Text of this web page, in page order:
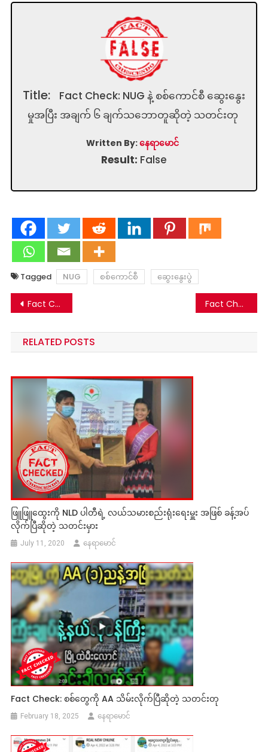
Title:
Fact Check: NUG နဲ့ စစ်ကောင်စီ ဆွေးနွေး
မှုအပြီး အချက် ၆ ချက်သဘောတူဆိုတဲ့ သတင်းတု
Written By:နေရာမောင်
Result: False
Tagged NUG စစ်ကောင်စီ ဆွေးနွေးပွဲ
Post
navigation
Fact Check: စစ်ကောင်စီကို အာဆီယံကထုတ်ပယ်တဲ့ သတင်းတု Fact Check: စစ်အာဏာရှင်ဟောင်း ဦးသန်းရွှေ သေဆုံးတဲ့ သတင်းတု
RELATED POSTS
ဖြူဖြူထွေးကို NLD ပါတီရဲ့ လယ်သမားစည်းရုံးရေးမှူး အဖြစ် ခန့်အပ်
လိုက်ပြီဆိုတဲ့ သတင်းမှား
July 11, 2020 နေရာမောင်
Fact Check: စစ်တွေကို AA သိမ်းလိုက်ပြီဆိုတဲ့ သတင်းတု
February 18, 2025 နေရာမောင်